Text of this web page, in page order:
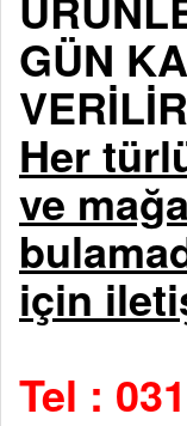
GÜN
Her
ve
için
Tel :